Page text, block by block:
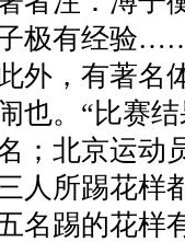
极有经验
外，有著名
。“比赛结
；北京运
人所踢花样
名踢的花样